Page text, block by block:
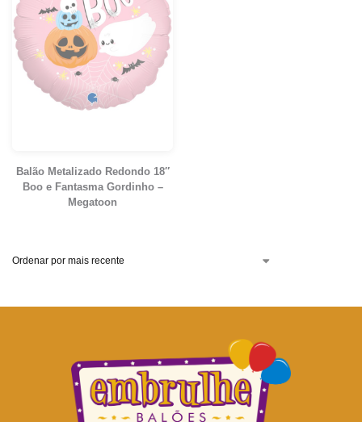
Balão Metalizado Redondo 18″
Boo e Fantasma Gordinho –
Megatoon